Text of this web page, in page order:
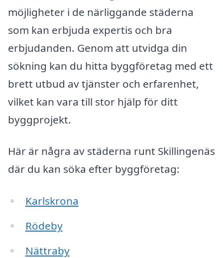
möjligheter i de närliggande städerna
som kan erbjuda expertis och bra
erbjudanden. Genom att utvidga din
sökning kan du hitta byggföretag med ett
brett utbud av tjänster och erfarenhet,
vilket kan vara till stor hjälp för ditt
byggprojekt.
Här är några av städerna runt Skillingenäs
där du kan söka efter byggföretag:
Karlskrona
Rödeby
Nättraby